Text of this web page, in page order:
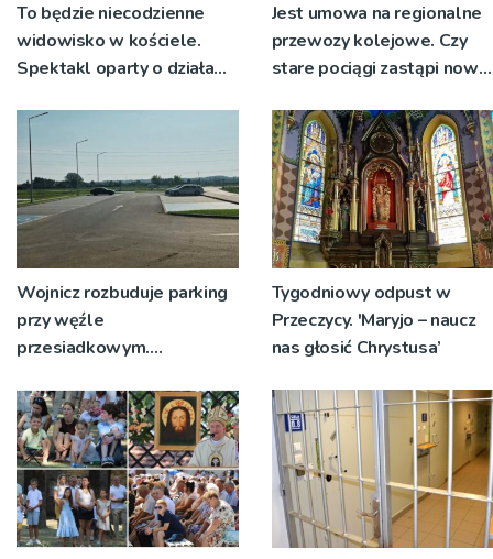
To będzie niecodzienne
widowisko w kościele.
Spektakl oparty o działa
Jest umowa na regionalne
przewozy kolejowe. Czy
stare pociągi zastąpi nowy
Wojnicz rozbuduje parking
przy węźle
przesiadkowym.
miejsc
Tygodniowy odpust w
Przeczycy. 'Maryjo – naucz
nas głosić Chrystusa’